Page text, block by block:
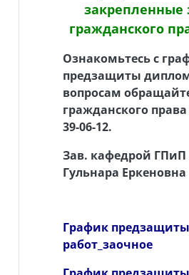
закрепленные
гражданского
Ознакомьтесь с
предзащиты
вопросам
гражданского
39-06-12.
Зав. кафедрой
Гульнара Еркеновна
График
работ_заочное